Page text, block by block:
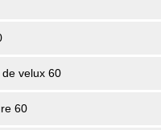
velux 60
60